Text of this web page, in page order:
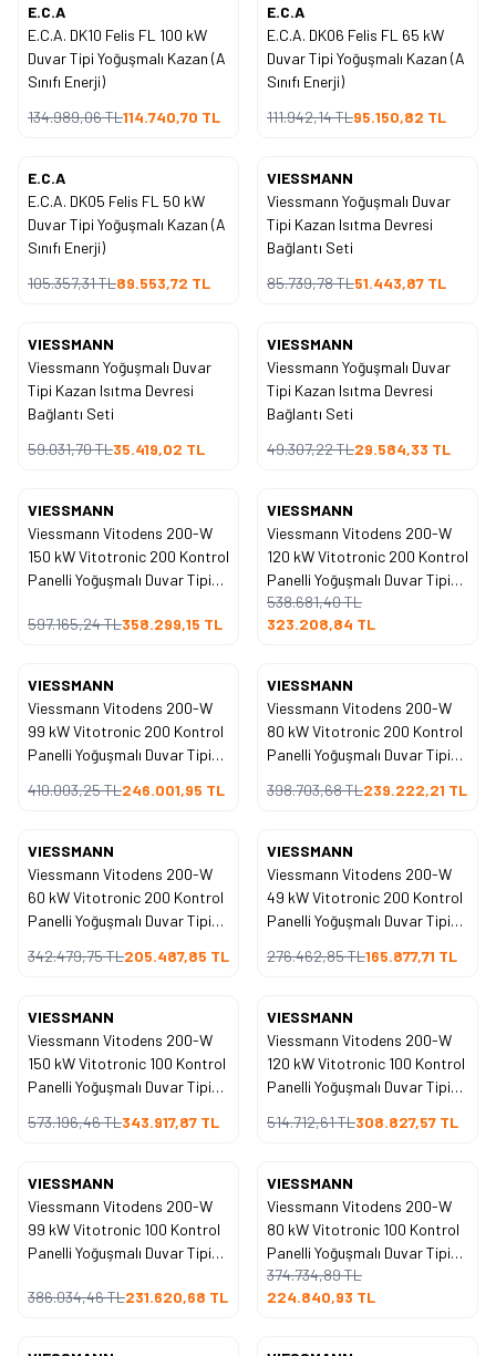
% 15
İndirim
E.C.A
E.C.A. DK10 Felis FL 100 kW
Duvar Tipi Yoğuşmalı Kazan (A
Sınıfı Enerji)
134.989,06TL114.740,70 TL
% 15
İndirim
E.C.A
E.C.A. DK06 Felis FL 65 kW
Duvar Tipi Yoğuşmalı Kazan (A
Sınıfı Enerji)
111.942,14TL95.150,82 TL
% 15
İndirim
E.C.A
E.C.A. DK05 Felis FL 50 kW
Duvar Tipi Yoğuşmalı Kazan (A
Sınıfı Enerji)
105.357,31TL89.553,72 TL
%40
İndirim
VIESSMANN
Viessmann Yoğuşmalı Duvar
Tipi Kazan Isıtma Devresi
Bağlantı Seti
85.739,78TL51.443,87 TL
%40
İndirim
VIESSMANN
Viessmann Yoğuşmalı Duvar
Tipi Kazan Isıtma Devresi
Bağlantı Seti
59.031,70TL35.419,02 TL
%40
İndirim
VIESSMANN
Viessmann Yoğuşmalı Duvar
Tipi Kazan Isıtma Devresi
Bağlantı Seti
49.307,22TL29.584,33 TL
%40
İndirim
VIESSMANN
Viessmann Vitodens 200-W
150 kW Vitotronic 200 Kontrol
Panelli Yoğuşmalı Duvar Tipi
597.165,24TL358.299,15 TL
%40
İndirim
VIESSMANN
Viessmann Vitodens 200-W
120 kW Vitotronic 200 Kontrol
Panelli Yoğuşmalı Duvar Tipi
Kazan
538.681,40TL
323.208,84 TL
%40
İndirim
VIESSMANN
Viessmann Vitodens 200-W
99 kW Vitotronic 200 Kontrol
Panelli Yoğuşmalı Duvar Tipi
410.003,25TL246.001,95 TL
%40
İndirim
VIESSMANN
Viessmann Vitodens 200-W
80 kW Vitotronic 200 Kontrol
Panelli Yoğuşmalı Duvar Tipi
398.703,68TL239.222,21 TL
%40
İndirim
VIESSMANN
Viessmann Vitodens 200-W
60 kW Vitotronic 200 Kontrol
Panelli Yoğuşmalı Duvar Tipi
342.479,75TL205.487,85 TL
%40
İndirim
VIESSMANN
Viessmann Vitodens 200-W
49 kW Vitotronic 200 Kontrol
Panelli Yoğuşmalı Duvar Tipi
276.462,85TL165.877,71 TL
%40
İndirim
VIESSMANN
Viessmann Vitodens 200-W
150 kW Vitotronic 100 Kontrol
Panelli Yoğuşmalı Duvar Tipi
573.196,46TL343.917,87 TL
%40
İndirim
VIESSMANN
Viessmann Vitodens 200-W
120 kW Vitotronic 100 Kontrol
Panelli Yoğuşmalı Duvar Tipi
514.712,61TL308.827,57 TL
%40
İndirim
VIESSMANN
Viessmann Vitodens 200-W
99 kW Vitotronic 100 Kontrol
Panelli Yoğuşmalı Duvar Tipi
386.034,46TL231.620,68 TL
%40
İndirim
VIESSMANN
Viessmann Vitodens 200-W
80 kW Vitotronic 100 Kontrol
Panelli Yoğuşmalı Duvar Tipi
Kazan
374.734,89TL
224.840,93 TL